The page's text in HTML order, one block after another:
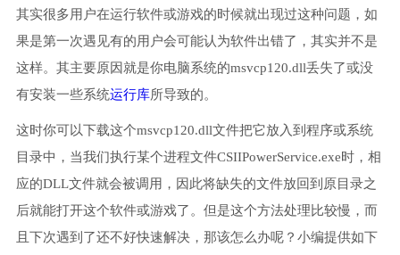
其实很多用户在运行软件或游戏的时候就出现过这种问题，如
果是第一次遇见有的用户会可能认为软件出错了，其实并不是
这样。其主要原因就是你电脑系统的msvcp120.dll丢失了或没
有安装一些系统运行库所导致的。
这时你可以下载这个msvcp120.dll文件把它放入到程序或系统
目录中，当我们执行某个进程文件CSIIPowerService.exe时，相
应的DLL文件就会被调用，因此将缺失的文件放回到原目录之
后就能打开这个软件或游戏了。但是这个方法处理比较慢，而
且下次遇到了还不好快速解决，那该怎么办呢？小编提供如下